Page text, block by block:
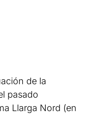
de la
pasado
Llarga Nord (en